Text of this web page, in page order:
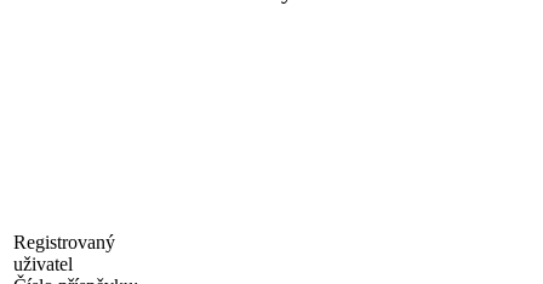
Registrovaný
uživatel